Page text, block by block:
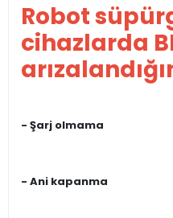
Robot
cihazlarda
- Şarj olmama
- Ani kapanma